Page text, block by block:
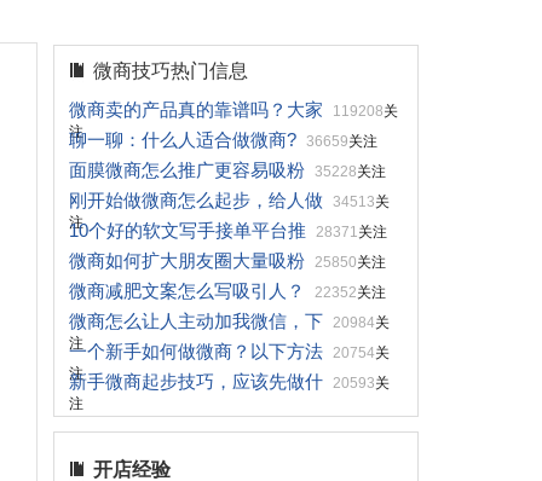
微商技巧热门信息
微商卖的产品真的靠谱吗？大家
119208关
注
聊一聊：什么人适合做微商? 36659关注
面膜微商怎么推广更容易吸粉 35228关注
刚开始做微商怎么起步，给人做 34513关
注
10个好的软文写手接单平台推 28371关注
微商如何扩大朋友圈大量吸粉 25850关注
微商减肥文案怎么写吸引人？ 22352关注
微商怎么让人主动加我微信，下 20984关
注
一个新手如何做微商？以下方法 20754关
注
新手微商起步技巧，应该先做什 20593关
注
开店经验